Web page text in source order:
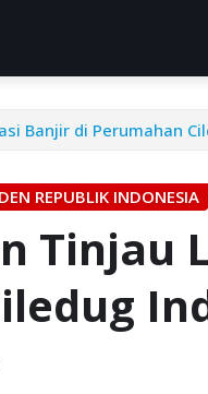
Banjir di Perumahan
REPUBLIK INDONESIA
Tinjau